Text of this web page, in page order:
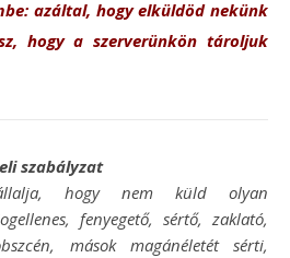
azáltal, hogy elküldöd nekünk
hogy a szerverünkön tároljuk
szabályzat
hogy nem küld olyan
fenyegető, sértő, zaklató,
mások magánéletét sérti,